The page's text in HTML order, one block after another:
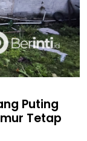
Puting
Tetap